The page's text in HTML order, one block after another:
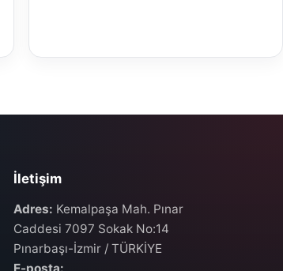
İletişim
Adres: Kemalpaşa Mah. Pınar
Caddesi 7097 Sokak No:14
Pınarbaşı-İzmir / TÜRKİYE